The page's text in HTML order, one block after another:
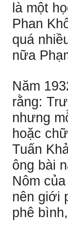
là một
Phan
quá
nữa
Năm
rằng:
nhưng
hoặc
Tuấn
ông bài
Nôm
nên giới
phê